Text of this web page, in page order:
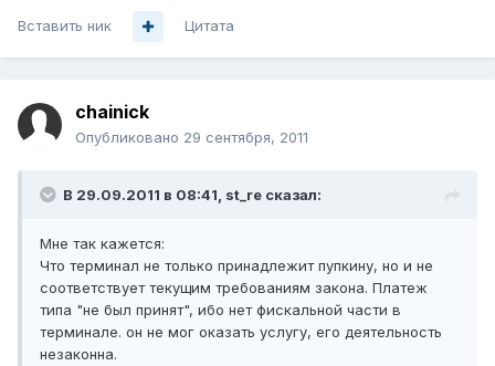
Вставить ник Цитата
chainick
Опубликовано 29 сентября, 2011
В 29.09.2011 в 08:41, st_re сказал:
Мне так кажется:
Что терминал не только принадлежит пупкину, но и не
соответствует текущим требованиям закона. Платеж
типа "не был принят", ибо нет фискальной части в
терминале. он не мог оказать услугу, его деятельность
незаконна.